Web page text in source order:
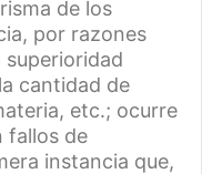
de los
por razones
superioridad
cantidad de
etc.; ocurre
fallos de
instancia que,